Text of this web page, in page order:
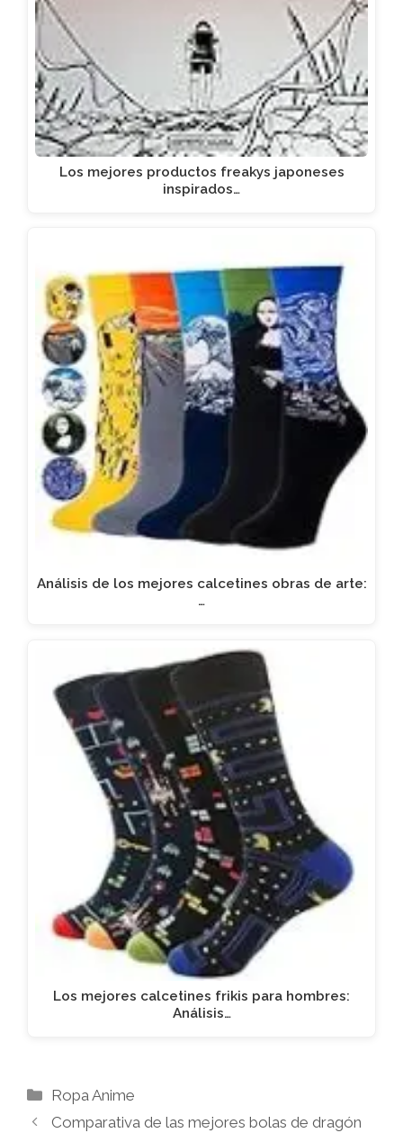
Los mejores productos freakys japoneses
inspirados…
Análisis de los mejores calcetines obras de arte:
…
Los mejores calcetines frikis para hombres:
Análisis…
Categorías
Ropa Anime
Comparativa de las mejores bolas de dragón